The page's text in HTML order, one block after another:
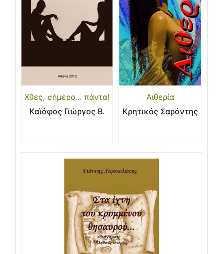
Χθες, σήμερα... πάντα!
Καϊάφας Γιώργος Β.
Αιθερία
Κρητικός Σαράντης